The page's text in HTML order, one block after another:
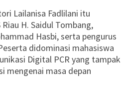
Lailanisa Fadlilani itu
H. Saidul Tombang,
Hasbi, serta pengurus
didominasi mahasiswa
Digital PCR yang tampak
mengenai masa depan